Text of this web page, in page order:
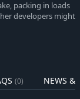
packing in loads
developers might
(0) NEWS &